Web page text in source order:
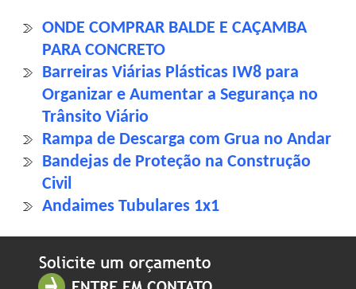
ONDE COMPRAR BALDE E CAÇAMBA
PARA CONCRETO
Barreiras Viárias Plásticas IW8 para
Organizar e Aumentar a Segurança no
Trânsito Viário
Rampa de Descarga com Grua no Andar
Bandejas de Proteção na Construção
Civil
Andaimes Tubulares 1x1